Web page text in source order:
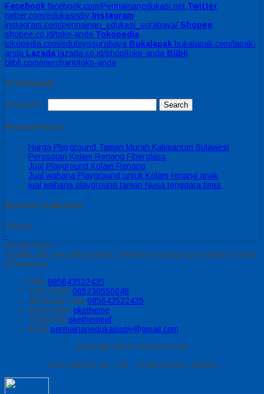
Facebook facebook.com/Permainanedukasi.net Twitter
twitter.com/edukasisby Instagram
instagram.com/permainan_edukasi_surabaya/ Shopee
shopee.co.id/toko-anda Tokopedia
tokopedia.com/edutoyssurabaya Bukalapak bukalapak.com/lapak-
anda Lazada lazada.co.id/shop/toko-anda Blibli
blibli.com/merchant/toko-anda
Testimonial
Search for:
Recent Posts
Harga Playground Taman Murah Kalimantan Sulawesi
Perosotan Kolam Renang Fiberglass
Jual Playground Kolam Renang
Jual wahana Playground untuk Kolam renang anak
jual wahana playground taman Nusa tenggara timur
Recent Comments
Sidebar
-
Kontak Kami
Apabila ada yang ditanyakan, silahkan hubungi kami melalui kontak
di bawah ini.
SMS 085643522435
Call Center 085230550048
Whatsapp Icha 085643522435
Messenger oketheme
Telegrram okethemeid
Email permainanedukasisby@gmail.com
Buka jam 08.00 s/d jam 21.00
Ruko ABCDE No. 123 - Tanah Abang, Jakarta